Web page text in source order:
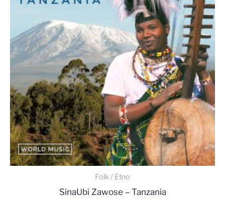
Folk / Etno
SinaUbi Zawose – Tanzania